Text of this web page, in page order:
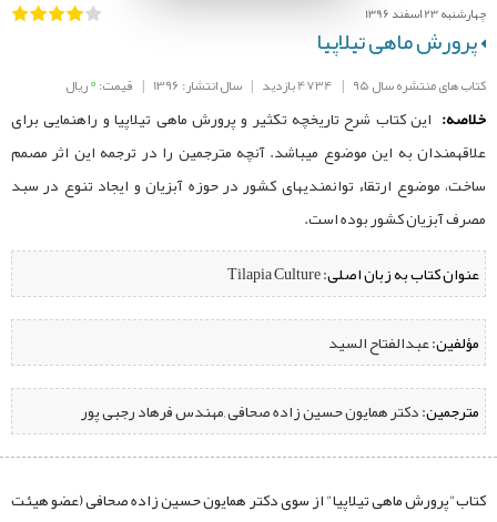
چهارشنبه 23 اسفند 1396
پرورش ماهی تیلاپیا
کتاب های منتشره سال 95 | 4734 بازدید | سال انتشار: 1396 | قیمت:0ریال
خلاصه: این کتاب شرح تاریخچه تکثیر و پرورش ماهی تیلاپیا و راهنمایی برای
علاقه­مندان به این موضوع می­باشد. آنچه مترجمین را در ترجمه این اثر مصمم
ساخت، موضوع ارتقاء توانمندی­های کشور در حوزه آبزیان و ایجاد تنوع در سبد
مصرف آبزیان کشور بوده است.
عنوان کتاب به زبان اصلی:
مؤلفین:‌ عبدالفتاح السید
مترجمین:‌ دکتر همایون حسین زاده صحافی ,مهندس فرهاد رجبی پور
کتاب"پرورش ماهی تیلاپیا" از سوی دکتر همایون حسین زاده صحافی (عضو هیئت